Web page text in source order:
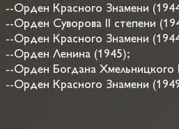
--Орден Красного Знамени
--Орден Суворова II степени
--Орден Красного Знамени
--Орден Ленина (1945);
--Орден Богдана Хмельницкого
--Орден Красного Знамени